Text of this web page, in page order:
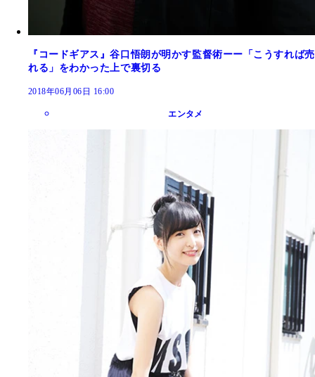
『コードギアス』谷口悟朗が明かす監督術ーー「こうすれば売
れる」をわかった上で裏切る
2018年06月06日 16:00
エンタメ